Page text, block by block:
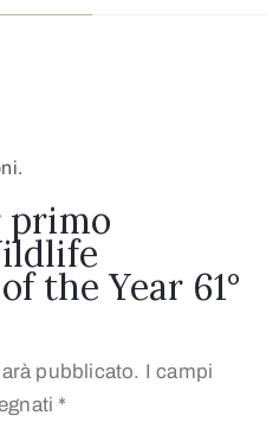
primo
the Year 61°
pubblicato. I campi
*